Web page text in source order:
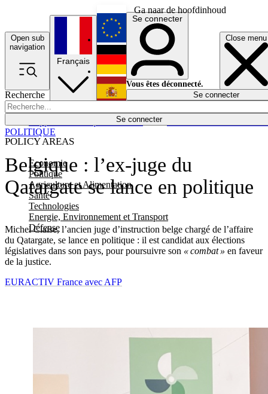
Ga naar de hoofdinhoud
Open sub
navigation
Close menu
Recherche
Se connecter
POLICY AREAS
Economie
Politique
Agriculture et Alimentation
Santé
Technologies
Energie, Environnement et Transport
Défense
Économie
Français
English
Deutsch
Español
Se connecter
Vous êtes déconnecté.
Se connecter
Belgique : l’ex-juge du
Qatargate se lance en politique
Michel Claise, l’ancien juge d’instruction belge chargé de l’affaire
du Qatargate, se lance en politique : il est candidat aux élections
législatives dans son pays, pour poursuivre son « combat » en faveur
de la justice.
POLITIQUE
EURACTIV France avec AFP